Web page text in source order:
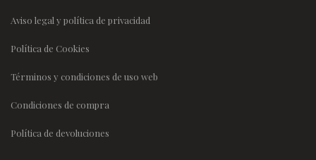
Aviso legal y política de privacidad
Política de Cookies
Términos y condiciones de uso web
Condiciones de compra
Política de devoluciones